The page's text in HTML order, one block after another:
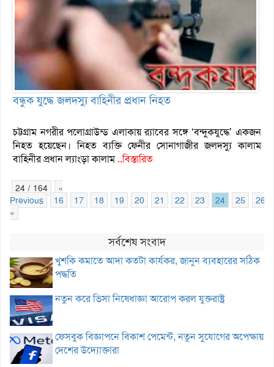
বন্ধুক যুদ্ধে জলদস্যু বাহিনীর প্রধান নিহত
চট্টগ্রাম নগরীর পলোগ্রাউন্ড এলাকায় র‌্যাবের সঙ্গে ‘বন্দুকযুদ্ধে’ একজন
নিহত হয়েছেন। নিহত ব্যক্তি ফেনীর সোনাগাজীর জলদস্যু কালাম
বাহিনীর প্রধান ল্যাংড়া কালাম..বিস্তারিত
24 / 164
«
Previous
16 17 18 19 20 21 22 23 24 25
26
»
সর্বশেষ সংবাদ
খুশকি কমাতে আদা কতটা কার্যকর, জানুন ব্যবহারের সঠিক
পদ্ধতি
নতুন করে ভিসা নিষেধাজ্ঞা আরোপ করল যুক্তরাষ্ট্র
ফেসবুক বিজ্ঞাপনে বিকাশ পেমেন্ট, নতুন সুযোগের অপেক্ষায়
দেশের উদ্যোক্তারা